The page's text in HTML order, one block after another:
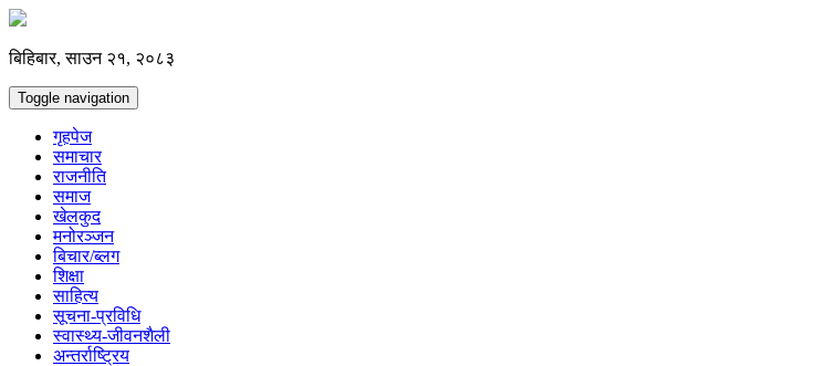
बिहिबार, साउन २१, २०८३
Toggle navigation
गृहपेज
समाचार
राजनीति
समाज
खेलकुद
मनोरञ्जन
बिचार/ब्लग
शिक्षा
साहित्य
सूचना-प्रविधि
स्वास्थ्य-जीवनशैली
अन्तर्राष्ट्रिय